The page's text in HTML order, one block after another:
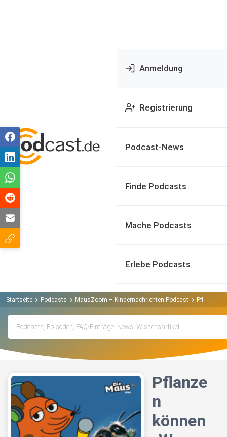
Anmeldung
Registrierung
Podcast-News
Finde Podcasts
Mache Podcasts
Erlebe Podcasts
Startseite Podcasts MausZoom – Kindernachrichten Podcast Pflanzen
Pflanze
n
können